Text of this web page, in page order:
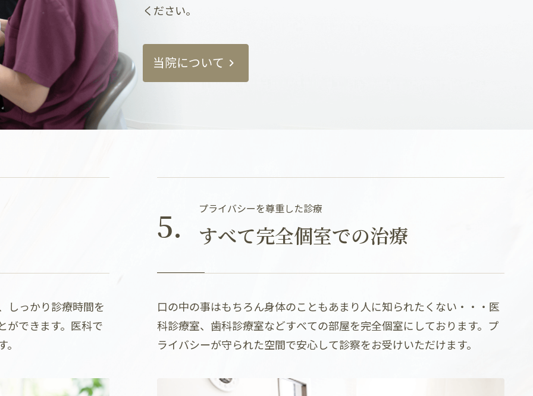
ください。
当院について
しっかり診療時間を
ができます。医科で
5. プライバシーを尊重した診療
すべて完全個室での治療
口の中の事はもちろん身体のこともあまり人に知られたくない・・・医
科診療室、歯科診療室などすべての部屋を完全個室にしております。プ
ライバシーが守られた空間で安心して診察をお受けいただけます。